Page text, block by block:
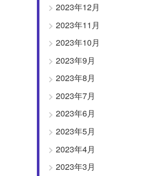
2023年12月
2023年11月
2023年10月
2023年9月
2023年8月
2023年7月
2023年6月
2023年5月
2023年4月
2023年3月